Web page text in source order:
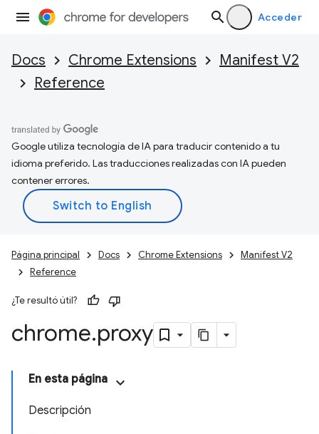
Acceder
Docs Chrome Extensions
Manifest V2
Reference
Google utiliza tecnología de IA para traducir contenido a tu
idioma preferido. Las traducciones realizadas con IA pueden
contener errores.
Página principal Docs Chrome Extensions
Manifest V2
Reference
¿Te resultó útil?
chrome.proxy
En esta página
Descripción